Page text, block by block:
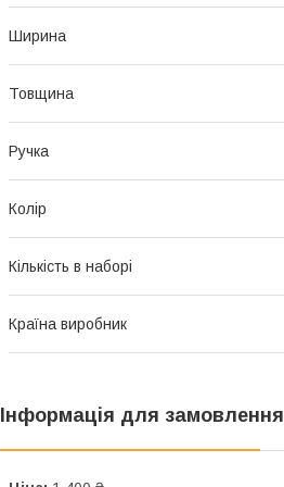
Ширина
Товщина
Ручка
Колір
Кількість в наборі
Країна виробник
Інформація для замовлення